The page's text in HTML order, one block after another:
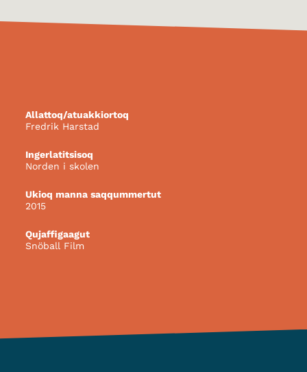
Allattoq/atuakkiortoq
Fredrik Harstad
Ingerlatitsisoq
Norden i skolen
Ukioq manna saqqummertut
2015
Qujaffigaagut
Snöball Film